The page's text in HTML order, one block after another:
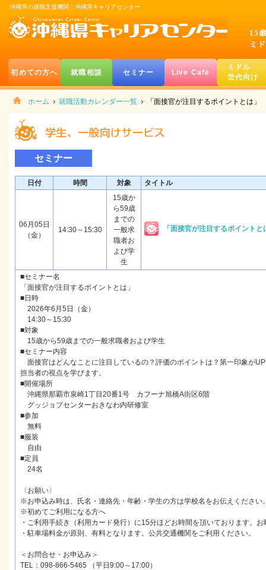
沖縄県の就職支援機関｜沖縄県キャリアセンター
15
ミ
初めての方へ 就職相談 セミナー Live Cafe
ミドル
世代向け
ホーム 就職活動カレンダー一覧 「面接官が注目するポイントとは」
セミナー
日付 時間 対象 タイトル
06月05日
（金）
14:30～15:30
15歳か
ら59歳
までの
一般求
職者お
よび学
生
「面接官が注目するポイントと
■セミナー名
「面接官が注目するポイントとは」
■日時
2026年6月5日（金）
14:30～15:30
■対象
15歳から59歳までの一般求職者および学生
■セミナー内容
面接官はどんなことに注目しているの？評価のポイントは？第一印象が
担当者の視点を学びます。
■開催場所
沖縄県那覇市泉崎1丁目20番1号 カフーナ旭橋A街区6階
グッジョブセンターおきなわ内研修室
■参加
無料
■服装
自由
■定員
24名
〈お願い〉
※お申込み時は、氏名・連絡先・年齢・学生の方は学校名をお伝えください
※初めてご利用になる方へ
・ご利用手続き（利用カード発行）に15分ほどお時間を頂いております。
・駐車場料金が原則、有料となります。公共交通機関をご利用ください。
＜お問合せ・お申込み＞
TEL：098-866-5465 （平日9:00～17:00）